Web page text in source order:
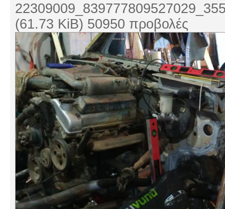
(61.73 KiB) 50950 προβολές